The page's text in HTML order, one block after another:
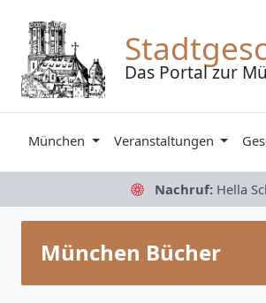
Das Portal zur
München Veranstaltungen
Nachruf: Hella
München Bücher